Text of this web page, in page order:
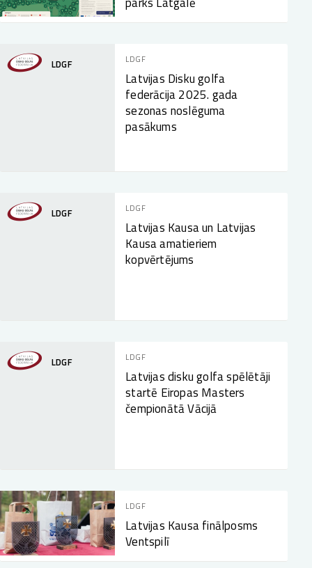
LDGF LDGF
Latvijas Disku golfa
federācija 2025. gada
sezonas noslēguma
pasākums
LDGF LDGF
Latvijas Kausa un Latvijas
Kausa amatieriem
kopvērtējums
LDGF LDGF
Latvijas disku golfa spēlētāji
startē Eiropas Masters
čempionātā Vācijā
LDGF
Latvijas Kausa finālposms
Ventspilī